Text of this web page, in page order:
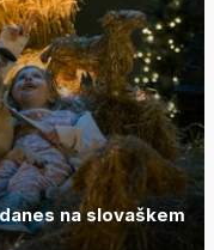
na slovaškem